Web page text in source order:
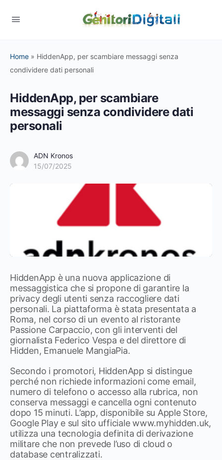
Home » HiddenApp, per scambiare messaggi senza
condividere dati personali
HiddenApp, per scambiare
messaggi senza condividere dati
personali
ADN Kronos
15/07/2025
HiddenApp è una nuova applicazione di
messaggistica che si propone di garantire la
privacy degli utenti senza raccogliere dati
personali. La piattaforma è stata presentata a
Roma, nel corso di un evento al ristorante
Passione Carpaccio, con gli interventi del
giornalista Federico Vespa e del direttore di
Hidden, Emanuele MangiaPia.
Secondo i promotori, HiddenApp si distingue
perché non richiede informazioni come email,
numero di telefono o accesso alla rubrica, non
conserva messaggi e cancella ogni contenuto
dopo 15 minuti. L’app, disponibile su Apple Store,
Google Play e sul sito ufficiale www.myhidden.uk,
utilizza una tecnologia definita di derivazione
militare che non prevede l’uso di cloud o
database centralizzati.